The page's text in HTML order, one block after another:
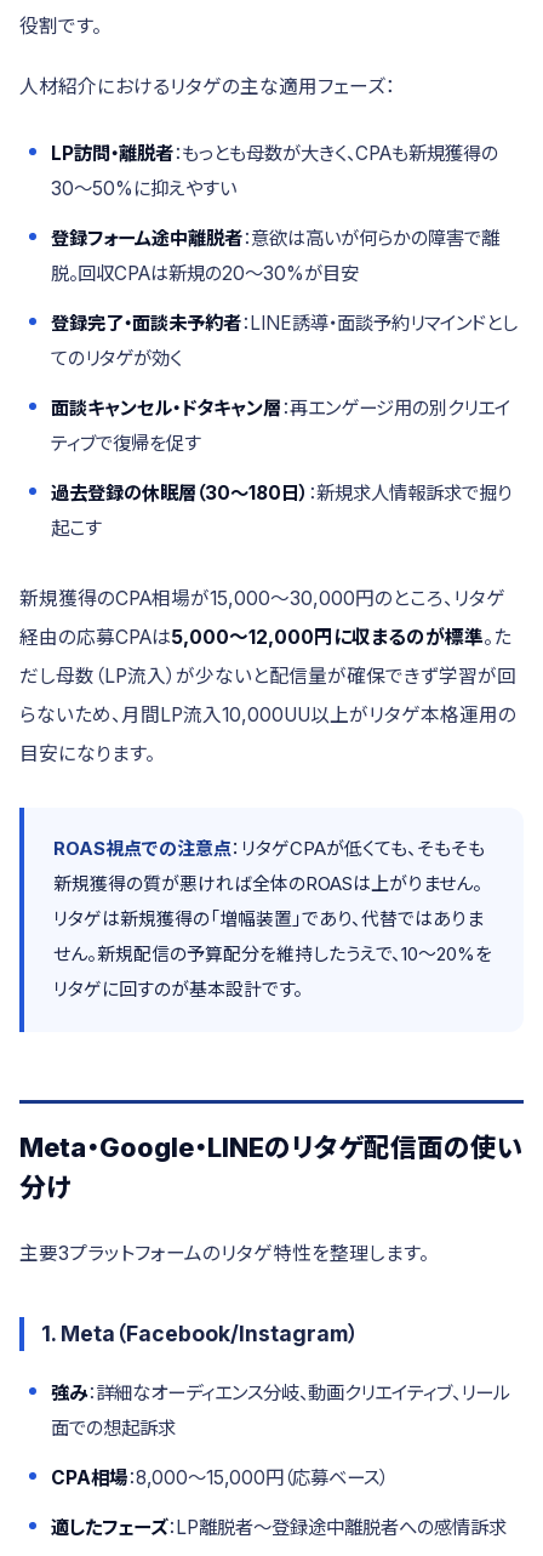
役割です。
人材紹介におけるリタゲの主な適用フェーズ：
LP訪問・離脱者：もっとも母数が大きく、CPAも新規獲得の
30〜50%に抑えやすい
登録フォーム途中離脱者：意欲は高いが何らかの障害で離
脱。回収CPAは新規の20〜30%が目安
登録完了・面談未予約者：LINE誘導・面談予約リマインドとし
てのリタゲが効く
面談キャンセル・ドタキャン層 ：再エンゲージ用の別クリエイ
ティブで復帰を促す
過去登録の休眠層（30〜180日） ：新規求人情報訴求で掘り
起こす
新規獲得のCPA相場が15,000〜30,000円のところ、リタゲ
経由の応募CPAは5,000〜12,000円に収まるのが標準。た
だし母数（LP流入）が少ないと配信量が確保できず学習が回
らないため、月間LP流入10,000UU以上がリタゲ本格運用の
目安になります。
ROAS視点での注意点：リタゲCPAが低くても、そもそも
新規獲得の質が悪ければ全体のROASは上がりません。
リタゲは新規獲得の「増幅装置」であり、代替ではありま
せん。新規配信の予算配分を維持したうえで、10〜20%を
リタゲに回すのが基本設計です。
Meta・Google・LINEのリタゲ配信面の使い
分け
主要3プラットフォームのリタゲ特性を整理します。
1. Meta（Facebook/Instagram）
強み：詳細なオーディエンス分岐、動画クリエイティブ、リール
面での想起訴求
CPA相場：8,000〜15,000円（応募ベース）
適したフェーズ：LP離脱者〜登録途中離脱者への感情訴求